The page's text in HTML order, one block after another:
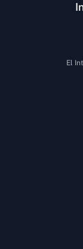
El